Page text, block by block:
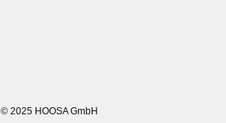
© 2025 HOOSA GmbH